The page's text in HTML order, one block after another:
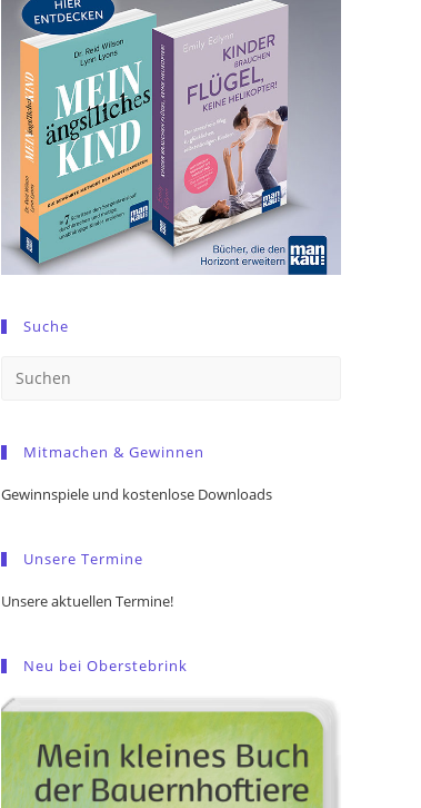
Suche
Mitmachen & Gewinnen
Gewinnspiele und kostenlose Downloads
Unsere Termine
Unsere aktuellen Termine!
Neu bei Oberstebrink